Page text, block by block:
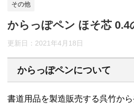
その他
からっぽペン ほそ芯 0.4
更新日： 2021年4月18日
からっぽペンについて
書道用品を製造販売する呉竹か